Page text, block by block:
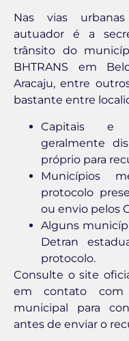
Nas vias
autuador é a
trânsito do
BHTRANS em
Aracaju, entre
bastante entre
Capitais e
geralmente
próprio para
Municípios
protocolo
ou envio pelos
Alguns
Detran
protocolo.
Consulte o site
em contato
municipal para
antes de enviar o